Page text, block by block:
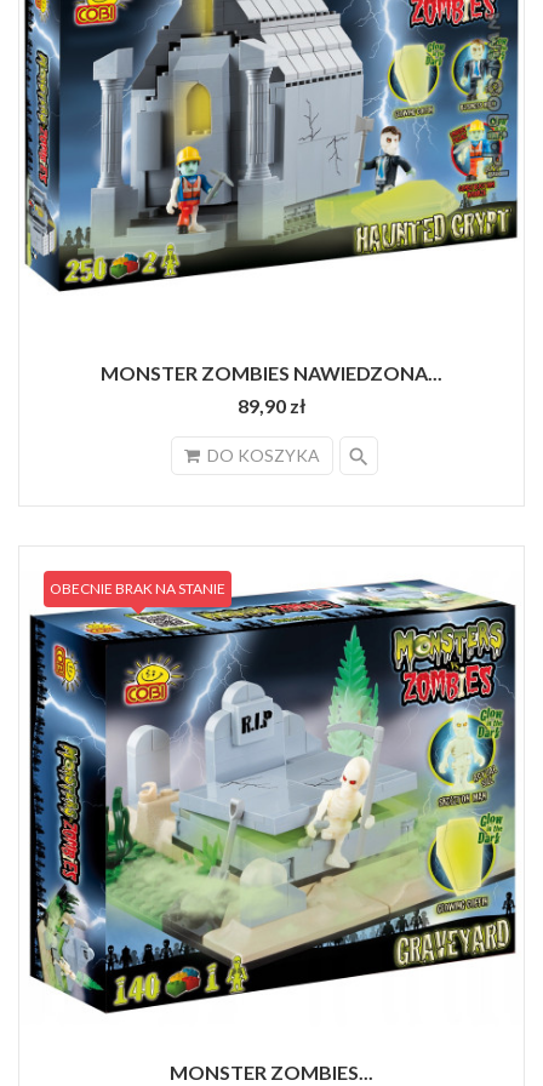
MONSTER ZOMBIES NAWIEDZONA...
89,90 zł
DO KOSZYKA search
MONSTER ZOMBIES...
OBECNIE BRAK NA STANIE